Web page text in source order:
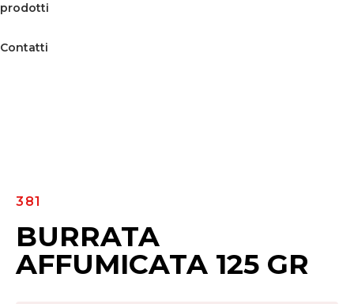
prodotti
Contatti
381
BURRATA
AFFUMICATA 125 GR